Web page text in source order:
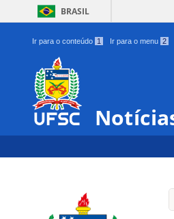
BRASIL
Ir para o conteúdo 1 Ir para o menu 2